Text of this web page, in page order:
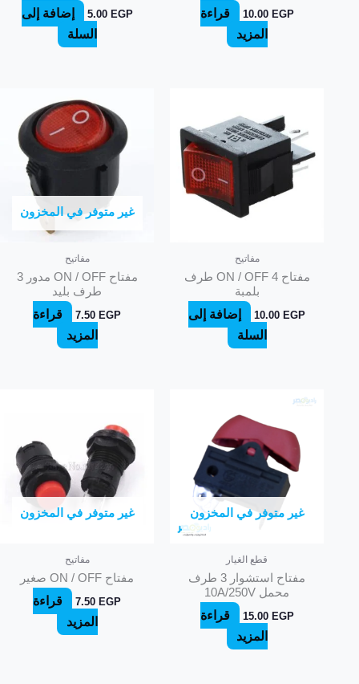
10.00 EGP
قراءة
المزيد
5.00 EGP
إضافة إلى
السلة
مفاتيح
مفتاح ON / OFF 4 طرف
بلمبة
10.00 EGP
إضافة إلى
السلة
غير متوفر في المخزون
مفاتيح
مفتاح ON / OFF مدور 3
طرف بليد
7.50 EGP
قراءة
المزيد
غير متوفر في المخزون
قطع الغيار
مفتاح استشوار 3 طرف
محمل 10A/250V
15.00 EGP
قراءة
المزيد
غير متوفر في المخزون
مفاتيح
مفتاح ON / OFF صغير
7.50 EGP
قراءة
المزيد